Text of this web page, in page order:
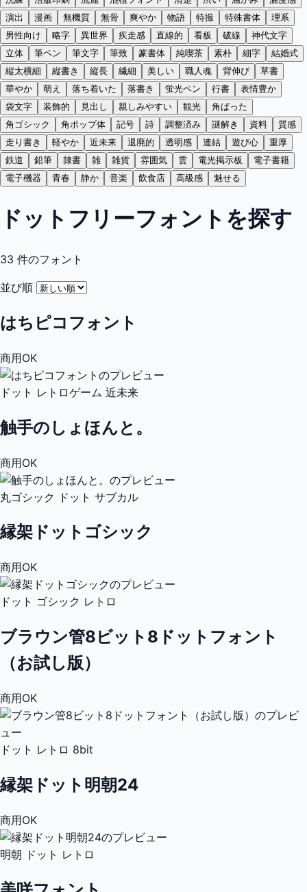
演出
漫画 無機質 無骨 爽やか 物語 特撮 特殊書体
理系
男性向け
略字 異世界 疾走感 直線的 看板 破線
神代文字
立体
筆ペン 筆文字 筆致 篆書体 純喫茶 素朴 細字
結婚式
縦太横細
縦書き 縦長 繊細 美しい 職人魂 背伸び
草書
華やか
萌え 落ち着いた 落書き 蛍光ペン 行書
表情豊か
袋文字
装飾的 見出し 親しみやすい 観光
角ばった
角ゴシック
角ポップ体 記号 詩 調整済み 謎解き 資料
質感
走り書き
軽やか 近未来 退廃的 透明感 連結 遊び心
重厚
鉄道
鉛筆 隷書 雑 雑貨 雰囲気 雲 電光掲示板
電子書籍
電子機器
青春 静か 音楽 飲食店 高級感 魅せる
ドットフリーフォントを探す
33 件のフォント
並び順
はちピコフォント
商用OK
ドット レトロゲーム 近未来
触手のしょほんと。
商用OK
丸ゴシック ドット サブカル
縁架ドットゴシック
商用OK
ドット ゴシック レトロ
ブラウン管8ビット8ドットフォント
（お試し版）
商用OK
ドット レトロ 8bit
縁架ドット明朝24
商用OK
明朝 ドット レトロ